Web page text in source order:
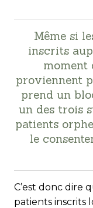
Même si
inscrits
moment
proviennent
prend un
un des trois
patients
le
C’est donc dire
patients inscrits